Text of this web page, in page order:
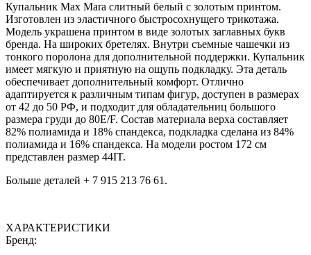
Купальник Max Mara слитный белый с золотым принтом.
Изготовлен из эластичного быстросохнущего трикотажа.
Модель украшена принтом в виде золотых заглавных букв
бренда. На широких бретелях. Внутри съемные чашечки из
тонкого поролона для дополнительной поддержки. Купальник
имеет мягкую и приятную на ощупь подкладку. Эта деталь
обеспечивает дополнительный комфорт. Отлично
адаптируется к различным типам фигур, доступен в размерах
от 42 до 50 РФ, и подходит для обладательниц большого
размера груди до 80E/F. Состав материала верха составляет
82% полиамида и 18% спандекса, подкладка сделана из 84%
полиамида и 16% спандекса. На модели ростом 172 см
представлен размер 44IT.
Больше деталей + 7 915 213 76 61.
ХАРАКТЕРИСТИКИ
Бренд: